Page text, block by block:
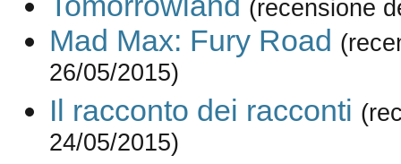
(recensione
Mad Max: Fury Road
26/05/2015)
Il racconto dei racconti
24/05/2015)